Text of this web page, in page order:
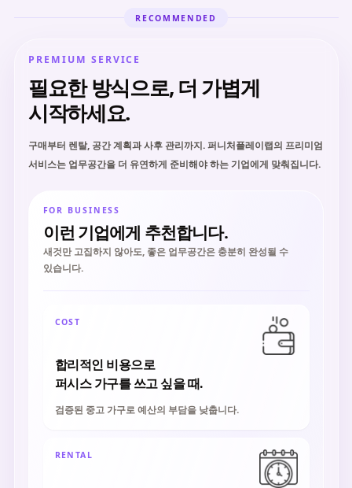
RECOMMENDED
PREMIUM SERVICE
필요한 방식으로, 더 가볍게
시작하세요.
구매부터 렌탈, 공간 계획과 사후 관리까지. 퍼니처플레이랩의 프리미엄
서비스는 업무공간을 더 유연하게 준비해야 하는 기업에게 맞춰집니다.
FOR BUSINESS
이런 기업에게 추천합니다.
새것만 고집하지 않아도, 좋은 업무공간은 충분히 완성될 수
있습니다.
COST
합리적인 비용으로
퍼시스 가구를 쓰고 싶을 때.
검증된 중고 가구로 예산의 부담을 낮춥니다.
RENTAL